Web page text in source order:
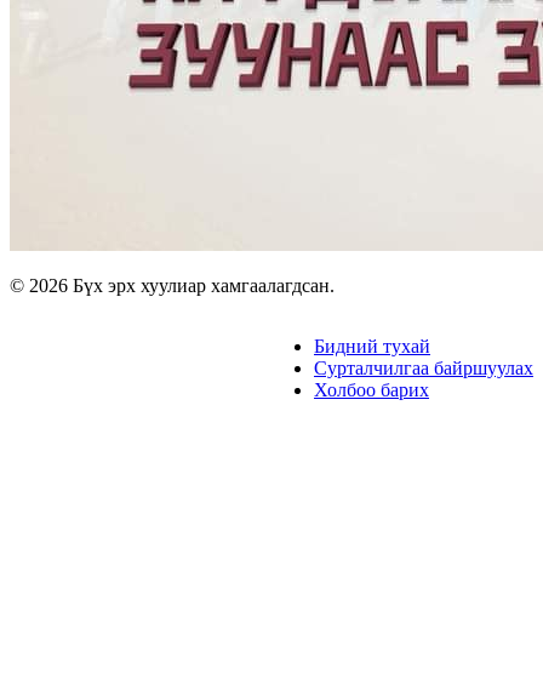
© 2026 Бүх эрх хуулиар хамгаалагдсан.
Бидний тухай
Сурталчилгаа байршуулах
Холбоо барих